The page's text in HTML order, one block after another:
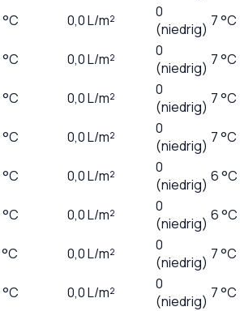
°C 0,0L/m²
0
(niedrig) 7 °C
°C 0,0L/m²
0
(niedrig) 7 °C
°C 0,0L/m²
0
(niedrig) 7 °C
°C 0,0L/m²
0
(niedrig) 7 °C
°C 0,0L/m²
0
(niedrig) 6 °C
°C 0,0L/m²
0
(niedrig) 6 °C
°C 0,0L/m²
0
(niedrig) 7 °C
°C 0,0L/m²
0
(niedrig) 7 °C